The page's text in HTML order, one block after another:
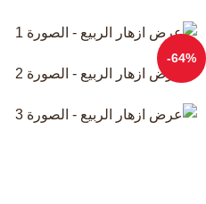
-64%